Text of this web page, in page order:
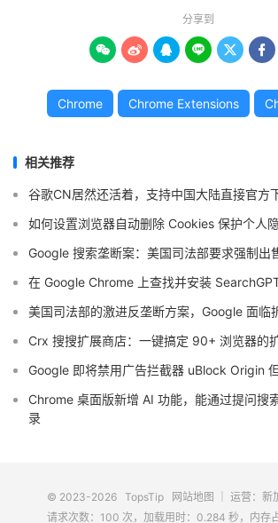
分享到
     
Chrome Chrome Extensions
相关推荐
谷歌CN居然还活着，支持中国大陆直接官方
如何设置浏览器自动删除 Cookies 保护个人
Google 搜索垄断案：美国司法部要求强制出
在 Google Chrome 上查找并安装
美国司法部的激进反垄断方案，Google 面临
Crx 搜搜扩展商店：一键搞定 90+ 浏览器的
Google 即将禁用广告拦截器 uBlock Origin
Chrome 桌面版新增 AI 功能，能通过提问搜
录
© 2023-2026 TopsTip 网站地图 ｜ 运营：新
请求次数：100 次，加载用时：0.284 秒，内存